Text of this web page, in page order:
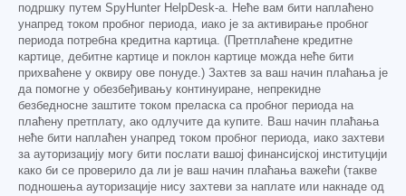
подршку путем SpyHunter HelpDesk-а. Неће вам бити наплаћено
унапред током пробног периода, иако је за активирање пробног
периода потребна кредитна картица. (Претплаћене кредитне
картице, дебитне картице и поклон картице можда неће бити
прихваћене у оквиру ове понуде.) Захтев за ваш начин плаћања је
да помогне у обезбеђивању континуиране, непрекидне
безбедносне заштите током преласка са пробног периода на
плаћену претплату, ако одлучите да купите. Ваш начин плаћања
неће бити наплаћен унапред током пробног периода, иако захтеви
за ауторизацију могу бити послати вашој финансијској институцији
како би се проверило да ли је ваш начин плаћања важећи (такве
подношења ауторизације нису захтеви за наплате или накнаде од